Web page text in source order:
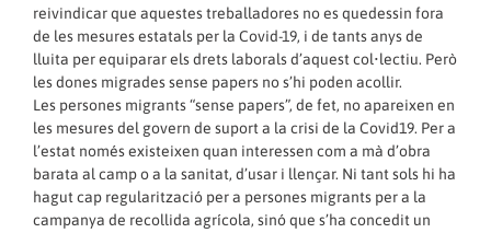
reivindicar que aquestes treballadores no es quedessin fora
de les mesures estatals per la Covid-19, i de tants anys de
lluita per equiparar els drets laborals d’aquest col•lectiu. Però
les dones migrades sense papers no s’hi poden acollir.
Les persones migrants “sense papers”, de fet, no apareixen en
les mesures del govern de suport a la crisi de la Covid19. Per a
l’estat només existeixen quan interessen com a mà d’obra
barata al camp o a la sanitat, d’usar i llençar. Ni tant sols hi ha
hagut cap regularització per a persones migrants per a la
campanya de recollida agrícola, sinó que s’ha concedit un